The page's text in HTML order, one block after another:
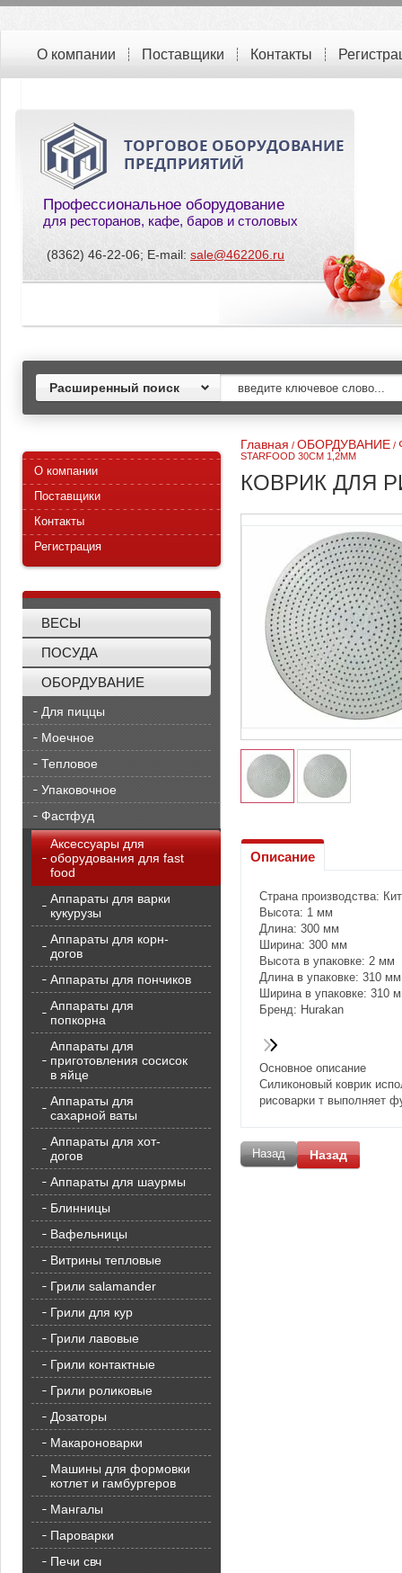
ТОРГОВОЕ ОБОРУДОВАНИЕ
ПРЕДПРИЯТИЙ
Профессиональное оборудование
для ресторанов, кафе, баров и столовых
(8362) 46-22-06; E-mail: sale@462206.ru
О компании Поставщики Контакты
Расширенный поиск
Главная / ОБОРДУВАНИЕ /
STARFOOD 30СМ 1,2ММ
КОВРИК ДЛЯ
Описание
Страна производства:
Высота: 1 мм
Длина: 300 мм
Ширина: 300 мм
Высота в упаковке: 2 мм
Длина в упаковке: 310 мм
Ширина в упаковке: 310
Бренд: Hurakan
Основное описание
Силиконовый коврик
рисоварки т выполняет
Назад Назад
О компании
Поставщики
Контакты
Регистрация
ВЕСЫ
ПОСУДА
ОБОРДУВАНИЕ
Для пиццы
Моечное
Тепловое
Упаковочное
Фастфуд
Аксессуары для
оборудования для fast
food
Аппараты для варки
кукурузы
Аппараты для корн-
догов
Аппараты для пончиков
Аппараты для
попкорна
Аппараты для
приготовления сосисок
в яйце
Аппараты для
сахарной ваты
Аппараты для хот-
догов
Аппараты для шаурмы
Блинницы
Вафельницы
Витрины тепловые
Грили salamander
Грили для кур
Грили лавовые
Грили контактные
Грили роликовые
Дозаторы
Макароноварки
Машины для формовки
котлет и гамбургеров
Мангалы
Пароварки
Печи свч